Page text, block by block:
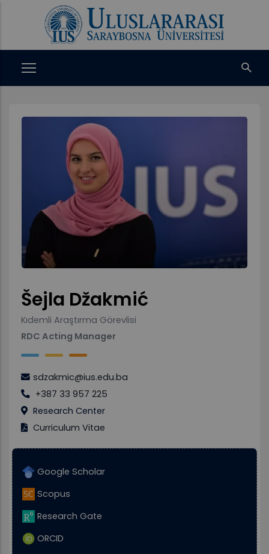
Šejla Džakmić
Kıdemli Araştırma Görevlisi
RDC Acting Manager
sdzakmic@ius.edu.ba
+387 33 957 225
Research Center
Curriculum Vitae
Google Scholar
Scopus
Research Gate
ORCID